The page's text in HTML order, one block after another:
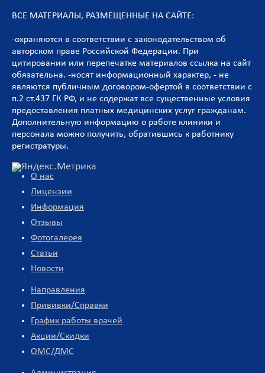
ВСЕ МАТЕРИАЛЫ, РАЗМЕЩЕННЫЕ НА САЙТЕ:
-охраняются в соответствии с законодательством об
авторском праве Российской Федерации. При
цитировании или перепечатке материалов ссылка на сайт
обязательна. -носят информационный характер, - не
являются публичным договором-офертой в соответствии с
п.2 ст.437 ГК РФ, и не содержат все существенные условия
предоставления платных медицинских услуг гражданам.
Дополнительную информацию о работе клиники и
персонала можно получить, обратившись к работнику
регистратуры.
О нас
Лицензии
Информация
Отзывы
Фотогалерея
Статьи
Новости
Направления
Прививки/Справки
График работы врачей
Акции/Скидки
ОМС/ДМС